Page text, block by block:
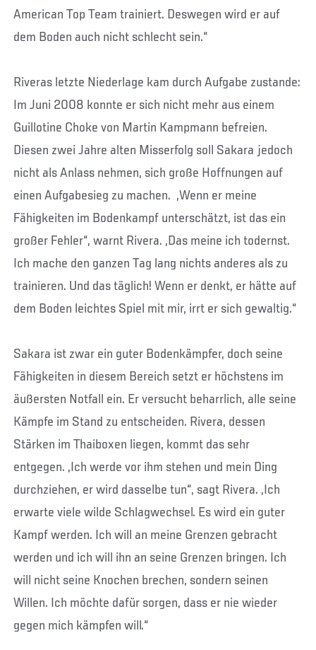
American Top Team trainiert. Deswegen wird er auf
dem Boden auch nicht schlecht sein.“
Riveras letzte Niederlage kam durch Aufgabe zustande:
Im Juni 2008 konnte er sich nicht mehr aus einem
Guillotine Choke von Martin Kampmann befreien.
Diesen zwei Jahre alten Misserfolg soll Sakara jedoch
nicht als Anlass nehmen, sich große Hoffnungen auf
einen Aufgabesieg zu machen. „Wenn er meine
Fähigkeiten im Bodenkampf unterschätzt, ist das ein
großer Fehler“, warnt Rivera. „Das meine ich todernst.
Ich mache den ganzen Tag lang nichts anderes als zu
trainieren. Und das täglich! Wenn er denkt, er hätte auf
dem Boden leichtes Spiel mit mir, irrt er sich gewaltig.“
Sakara ist zwar ein guter Bodenkämpfer, doch seine
Fähigkeiten in diesem Bereich setzt er höchstens im
äußersten Notfall ein. Er versucht beharrlich, alle seine
Kämpfe im Stand zu entscheiden. Rivera, dessen
Stärken im Thaiboxen liegen, kommt das sehr
entgegen. „Ich werde vor ihm stehen und mein Ding
durchziehen, er wird dasselbe tun“, sagt Rivera. „Ich
erwarte viele wilde Schlagwechsel. Es wird ein guter
Kampf werden. Ich will an meine Grenzen gebracht
werden und ich will ihn an seine Grenzen bringen. Ich
will nicht seine Knochen brechen, sondern seinen
Willen. Ich möchte dafür sorgen, dass er nie wieder
gegen mich kämpfen will.“